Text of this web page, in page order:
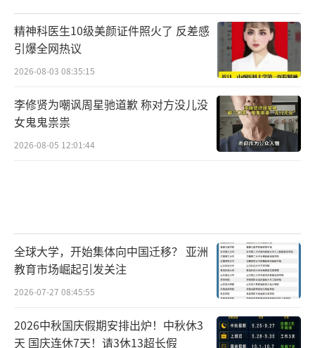
精神科医生10级美颜证件照火了 反差感
引爆全网热议
2026-08-03 08:35:15
李修贤为嘲讽周星驰道歉 称对方没儿没
女鬼鬼祟祟
2026-08-05 12:01:44
全球大学，开始集体向中国迁移？ 亚洲
教育市场崛起引发关注
2026-07-27 08:45:55
2026中秋国庆假期安排出炉！中秋休3
天 国庆连休7天！请3休13超长假